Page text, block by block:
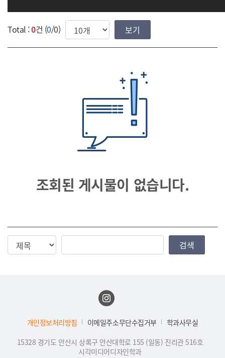
Total :0건 (0/0) 한번에 보여질 게시물 갯수
조회된 게시물이 없습니다.
검색조건 검색값 검색
개인정보처리방침 이메일주소무단수집거부
학과사무실
15328 경기도 안산시 상록구 안산대학로 155 (일동) 진리관 516호
시각미디어디자인학과